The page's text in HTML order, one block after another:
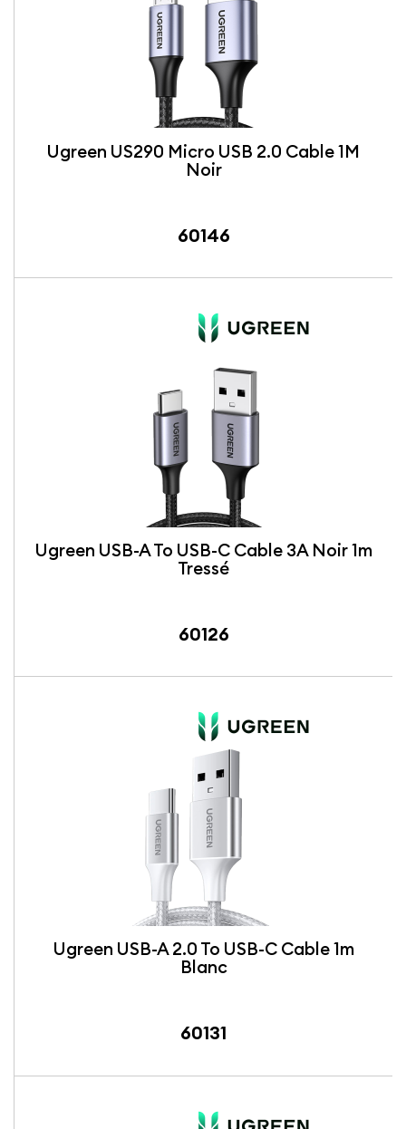
Ugreen US290 Micro USB 2.0 Cable 1M
Noir
60146
Ugreen USB-A To USB-C Cable 3A Noir 1m
Tressé
60126
Ugreen USB-A 2.0 To USB-C Cable 1m
Blanc
60131